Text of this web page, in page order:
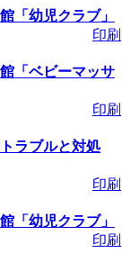
「幼児クラブ」
印刷
「ベビーマッサ
印刷
ラブルと対処
印刷
「幼児クラブ」
印刷